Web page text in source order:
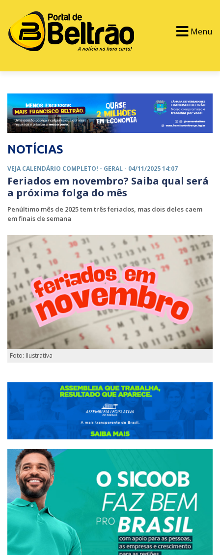
Menu
NOTÍCIAS
VEJA CALENDÁRIO COMPLETO! - GERAL - 04/11/2025 14:07
Feriados em novembro? Saiba qual será
a próxima folga do mês
Penúltimo mês de 2025 tem três feriados, mas dois deles caem
em finais de semana
Foto: Ilustrativa